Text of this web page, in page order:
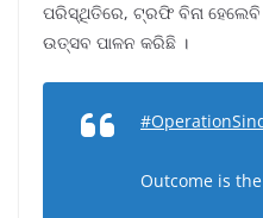
ପରିସ୍ଥିତିରେ, ଟ୍ରଫି ବିନା
ଉତ୍ସବ ପାଳନ କରିଛି ।
Outcome is